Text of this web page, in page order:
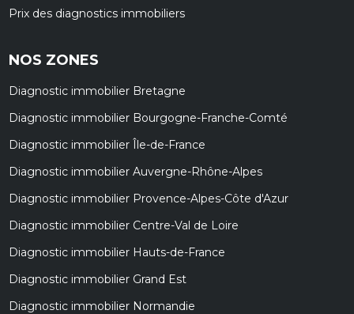
Prix des diagnostics immobiliers
NOS ZONES
Diagnostic immobilier Bretagne
Diagnostic immobilier Bourgogne-Franche-Comté
Diagnostic immobilier Île-de-France
Diagnostic immobilier Auvergne-Rhône-Alpes
Diagnostic immobilier Provence-Alpes-Côte d'Azur
Diagnostic immobilier Centre-Val de Loire
Diagnostic immobilier Hauts-de-France
Diagnostic immobilier Grand Est
Diagnostic immobilier Normandie